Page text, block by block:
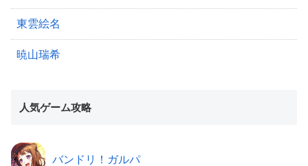
東雲絵名
暁山瑞希
人気ゲーム攻略
バンドリ！ガルパ